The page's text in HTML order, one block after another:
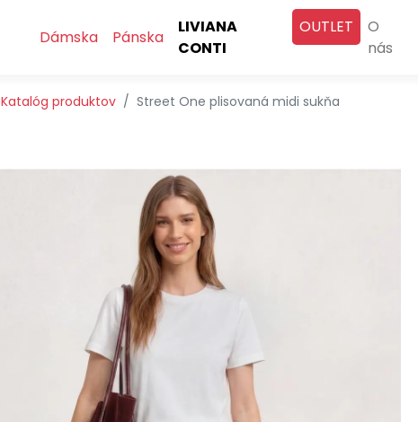
Dámska
Pánska
LIVIANA
CONTI
OUTLET
O
nás
Katalóg produktov Street One plisovaná midi sukňa